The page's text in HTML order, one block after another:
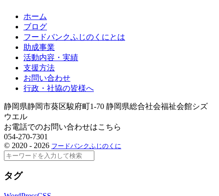
ホーム
ブログ
フードバンクふじのくにとは
助成事業
活動内容・実績
支援方法
お問い合わせ
行政・社協の皆様へ
静岡県静岡市葵区駿府町1-70 静岡県総合社会福祉会館シズ
ウエル
お電話でのお問い合わせはこちら
054-270-7301
© 2020 - 2026 フードバンクふじのくに
検
タグ